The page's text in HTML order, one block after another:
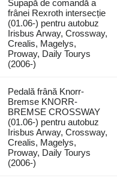
Supapă de comandă a
frânei Rexroth intersecție
(01.06-) pentru autobuz
Irisbus Arway, Crossway,
Crealis, Magelys,
Proway, Daily Tourys
(2006-)
Pedală frână Knorr-
Bremse KNORR-
BREMSE CROSSWAY
(01.06-) pentru autobuz
Irisbus Arway, Crossway,
Crealis, Magelys,
Proway, Daily Tourys
(2006-)